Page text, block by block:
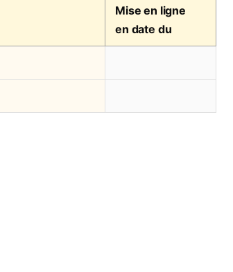
Mise en ligne
en date du